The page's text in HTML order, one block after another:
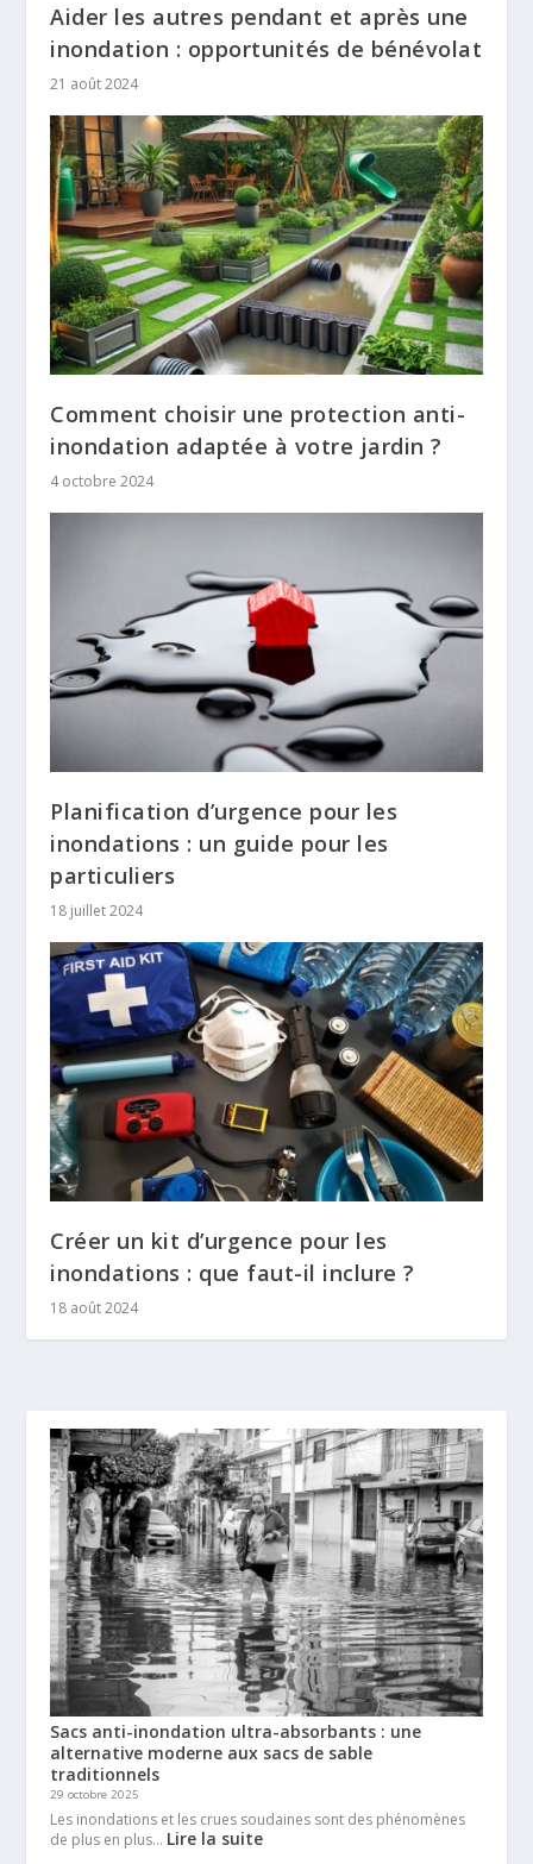
Aider les autres pendant et après une
inondation : opportunités de bénévolat
21 août 2024
Comment choisir une protection anti-
inondation adaptée à votre jardin ?
4 octobre 2024
Planification d’urgence pour les
inondations : un guide pour les
particuliers
18 juillet 2024
Créer un kit d’urgence pour les
inondations : que faut-il inclure ?
18 août 2024
Sacs anti-inondation ultra-absorbants : une
alternative moderne aux sacs de sable
traditionnels
29 octobre 2025
Les inondations et les crues soudaines sont des phénomènes
de plus en plus… Lire la suite